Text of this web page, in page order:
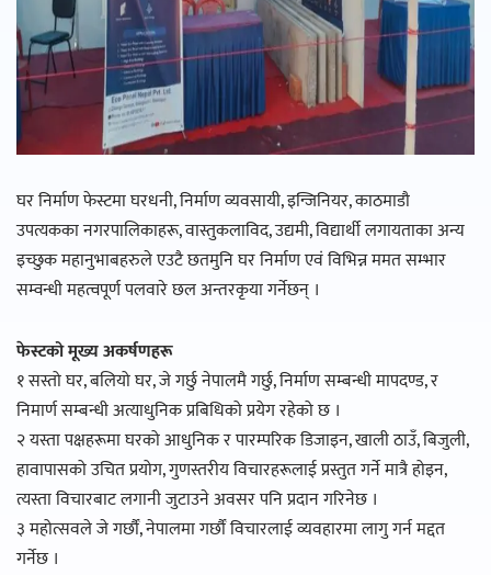
घर निर्माण फेस्टमा घरधनी, निर्माण व्यवसायी, इन्जिनियर, काठमाडौ
उपत्यकका नगरपालिकाहरू, वास्तुकलाविद, उद्यमी, विद्यार्थी लगायताका अन्य
इच्छुक महानुभाबहरुले एउटै छतमुनि घर निर्माण एवं विभिन्न ममत सम्भार
सम्वन्धी महत्वपूर्ण पलवारे छल अन्तरकृया गर्नेछन् ।
फेस्टको मूख्य अकर्षणहरू
१ सस्तो घर, बलियो घर, जे गर्छु नेपालमै गर्छु, निर्माण सम्बन्धी मापदण्ड, र
निमार्ण सम्बन्धी अत्याधुनिक प्रबिधिको प्रयेग रहेको छ ।
२ यस्ता पक्षहरूमा घरको आधुनिक र पारम्परिक डिजाइन, खाली ठाउँ, बिजुली,
हावापासको उचित प्रयोग, गुणस्तरीय विचारहरूलाई प्रस्तुत गर्ने मात्रै होइन,
त्यस्ता विचारबाट लगानी जुटाउने अवसर पनि प्रदान गरिनेछ ।
३ महोत्सवले जे गर्छौँ, नेपालमा गर्छौँ विचारलाई व्यवहारमा लागु गर्न मद्दत
गर्नेछ ।